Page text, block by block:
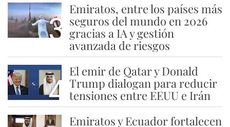
3
Emiratos, entre los países más
seguros del mundo en 2026
gracias a IA y gestión
avanzada de riesgos
4
El emir de Qatar y Donald
Trump dialogan para reducir
tensiones entre EEUU e Irán
Emiratos y Ecuador fortalecen